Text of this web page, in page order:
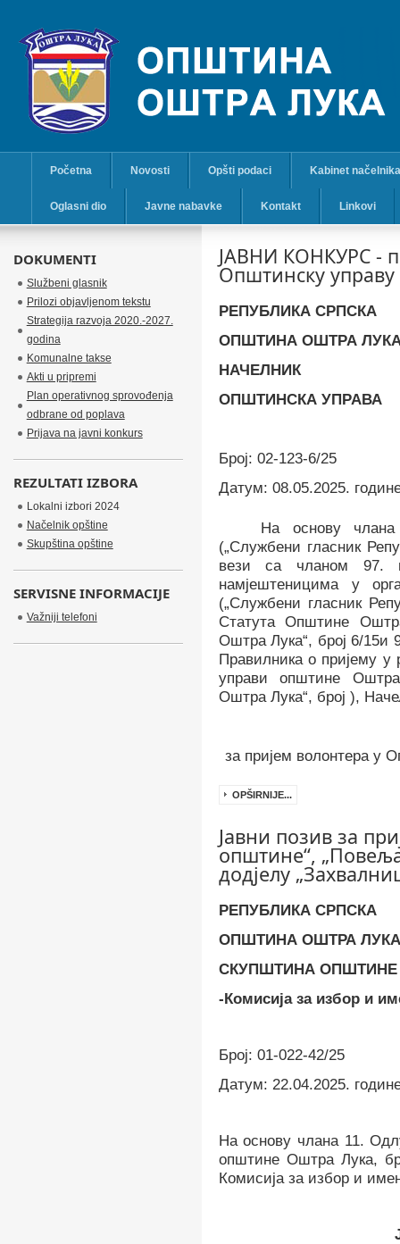
Početna Novosti Opšti podaci Kabinet načelnika
Oglasni dio Javne nabavke Kontakt Linkovi
ЈАВНИ КОНКУРС -
Општинску
РЕПУБЛИКА СРПСКА
ОПШТИНА ОШТРА
НАЧЕЛНИК
ОПШТИНСКА УПРАВА
Број: 02-123-6/25
Датум: 08.05.2025.
На основу
(„Службени гласник
вези са чланом 97.
намјештеницима у
(„Службени гласник
Статута Општине
Оштра Лука“, број 6/15и
Правилникао пријему у
управи општине
Оштра Лука“, број ),
за пријем волонтерау
OPŠIRNIJE...
Јавни позив за
општине“,
додјелу
РЕПУБЛИКА СРПСКА
ОПШТИНА ОШТРА ЛУКА
СКУПШТИНА ОПШТИНЕ
-Комисија за избор и
Број: 01-022-42/25
Датум: 22.04.2025.
На основу члана 11.
општине Оштра Лука,
Комисија за избор и
DOKUMENTI
Službeni glasnik
Prilozi objavljenom tekstu
Strategija razvoja 2020.-2027.
godina
Komunalne takse
Akti u pripremi
Plan operativnog sprovođenja
odbrane od poplava
Prijava na javni konkurs
REZULTATI IZBORA
Lokalni izbori 2024
Načelnik opštine
Skupština opštine
SERVISNE INFORMACIJE
Važniji telefoni